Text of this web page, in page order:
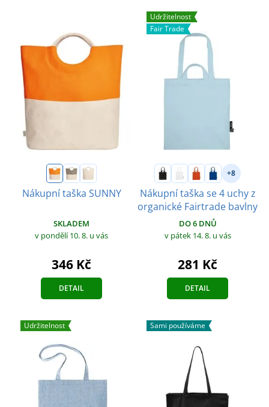
Nákupní taška SUNNY
SKLADEM
v pondělí 10. 8. u vás
346 Kč
DETAIL
Udržitelnost
Fair Trade
+8
Nákupní taška se 4 uchy z
organické Fairtrade bavlny
DO 6 DNŮ
v pátek 14. 8. u vás
281 Kč
DETAIL
Udržitelnost Sami používáme